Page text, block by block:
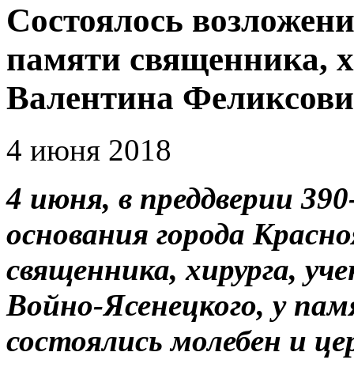
Состоялось
памяти священника,
Валентина
4 июня 2018
4 июня, в преддверии
основания города
священника, хирурга,
Войно-Ясенецкого, у
состоялись молебен и